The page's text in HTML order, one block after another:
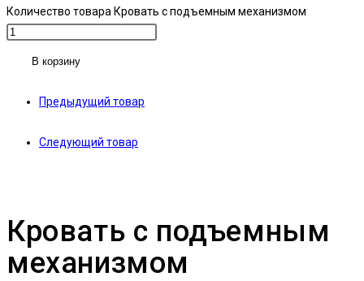
Количество товара Кровать с подъемным механизмом
В корзину
Предыдущий товар
Следующий товар
Кровать с подъемным
механизмом